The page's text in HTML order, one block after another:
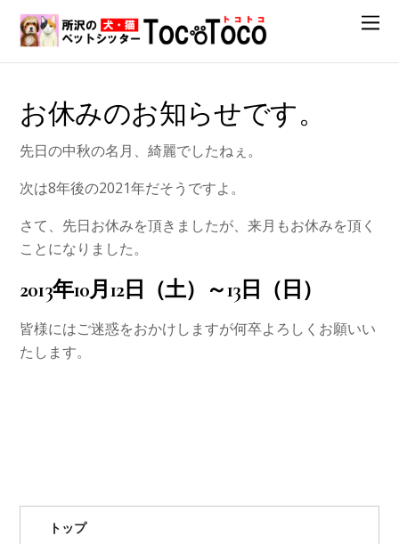
お休みのお知らせです。
先日の中秋の名月、綺麗でしたねぇ。
次は8年後の2021年だそうですよ。
さて、先日お休みを頂きましたが、来月もお休みを頂く
ことになりました。
2013年10月12日（土）～13日（日）
皆様にはご迷惑をおかけしますが何卒よろしくお願いい
たします。
トップ